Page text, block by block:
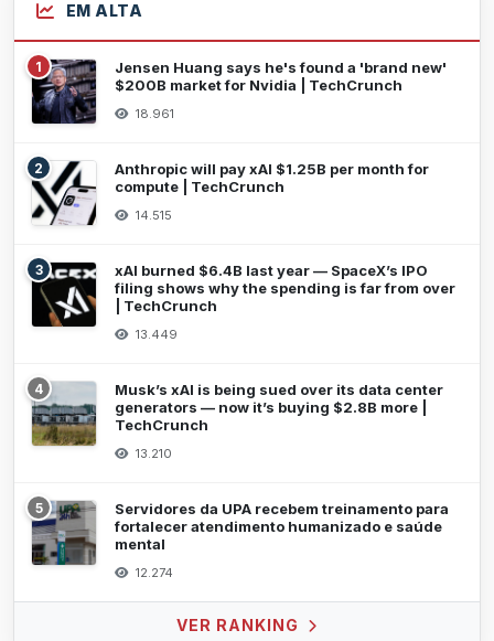
EM ALTA
1
Jensen Huang says he's found a 'brand new'
$200B market for Nvidia | TechCrunch
18.961
2
Anthropic will pay xAI $1.25B per month for
compute | TechCrunch
14.515
3
xAI burned $6.4B last year — SpaceX’s IPO
filing shows why the spending is far from over
| TechCrunch
13.449
4
Musk’s xAI is being sued over its data center
generators — now it’s buying $2.8B more |
TechCrunch
13.210
5
Servidores da UPA recebem treinamento para
fortalecer atendimento humanizado e saúde
mental
12.274
VER RANKING